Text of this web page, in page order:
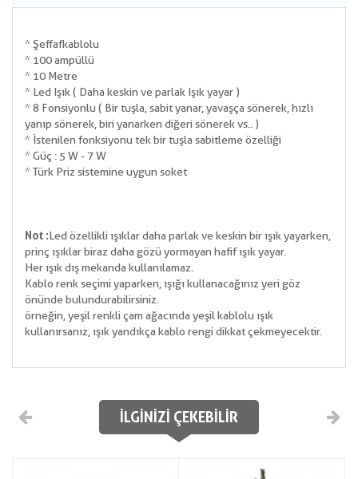
* Şeffaf kablolu
* 100 ampüllü
* 10 Metre
* Led Işık ( Daha keskin ve parlak Işık yayar )
* 8 Fonsiyonlu ( Bir tuşla, sabit yanar, yavaşça sönerek, hızlı
yanıp sönerek, biri yanarken diğeri sönerek vs.. )
* İstenilen fonksiyonu tek bir tuşla sabitleme özelliği
* Güç : 5 W - 7 W
* Türk Priz sistemine uygun soket
Not :Led özellikli ışıklar daha parlak ve keskin bir ışık yayarken,
prinç ışıklar biraz daha gözü yormayan hafif ışık yayar.
Her ışık dış mekanda kullanılamaz.
Kablo renk seçimi yaparken, ışığı kullanacağınız yeri göz
önünde bulundurabilirsiniz.
örneğin, yeşil renkli çam ağacında yeşil kablolu ışık
kullanırsanız, ışık yandıkça kablo rengi dikkat çekmeyecektir.
İLGINIZI ÇEKEBILIR